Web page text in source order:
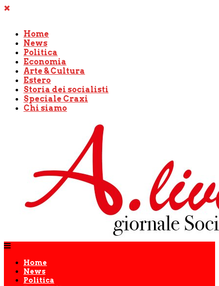
Home
News
Politica
Economia
Arte & Cultura
Estero
Storia dei socialisti
Speciale Craxi
Chi siamo
Home
News
Politica